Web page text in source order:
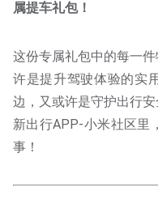
属提车礼包！
这份专属礼包中的每一
许是提升驾驶体验的实
边，又或许是守护出行
新出行APP-小米社区里
事！